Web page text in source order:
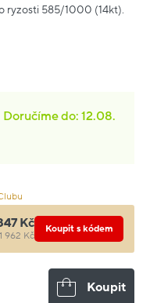
ryzosti 585/1000 (14kt).
Doručíme do: 12.08.
Kč
962 Kč
Koupit s kódem
Koupit